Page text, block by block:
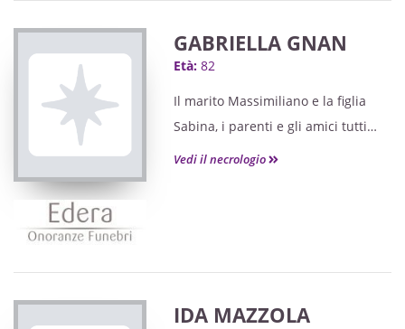
GABRIELLA GNAN
Età: 82
Il marito Massimiliano e la figlia
Sabina, i parenti e gli amici tutti
annunciano la scomparsa della loro
Vedi il necrologio
IDA MAZZOLA